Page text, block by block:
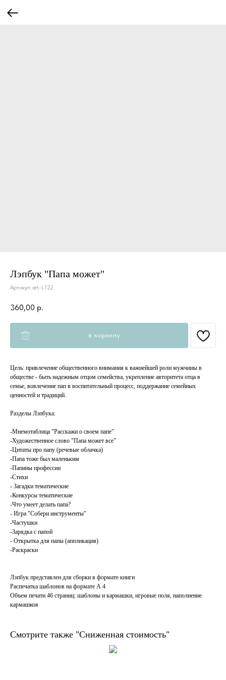
Лэпбук "Папа может"
Артикул: art-L122
360,00 р.
в корзину
Цель: привлечение общественного внимания к важнейшей роли мужчины в
обществе - быть надежным отцом семейства, укрепление авторитета отца в
семье, вовлечение пап в воспитательный процесс, поддержание семейных
ценностей и традиций.
Разделы Лэпбука:
-Мнемотаблица "Расскажи о своем папе"
-Художественное слово "Папа может все"
-Цитаты про папу (речевые облачка)
-Папа тоже был маленьким
-Папины профессии
-Стихи
- Загадки тематические
-Конкурсы тематические
-Что умеет делать папа?
- Игра "Собери инструменты"
-Частушки
-Зарядка с папой
- Открытка для папы (аппликация)
-Раскраски
Лэпбук представлен для сборки в формате книги ⠀
Распечатка шаблонов на формате А 4⠀
Объем печати 46 страниц: шаблоны и кармашки, игровые поля, наполнение
кармашков
Смотрите также "Сниженная стоимость"